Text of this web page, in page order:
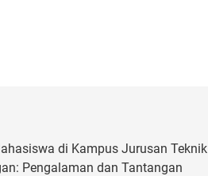
di Kampus Jurusan Teknik
Pengalaman dan Tantangan